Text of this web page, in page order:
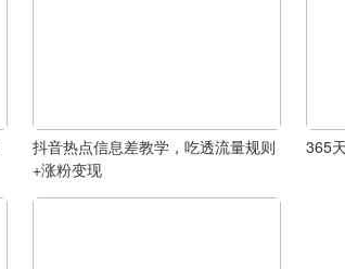
抖音热点信息差教学，吃透流量规则
+涨粉变现
365